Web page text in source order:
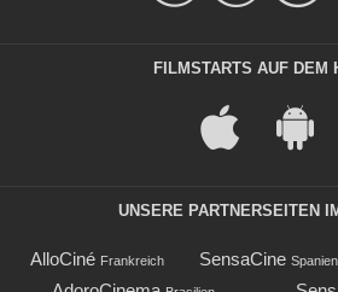
FILMSTARTS AUF DEM
UNSERE PARTNERSEITEN
AlloCiné Frankreich SensaCine Spanien